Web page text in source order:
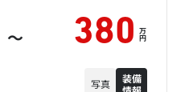
～ 380 万
円
写真
装備